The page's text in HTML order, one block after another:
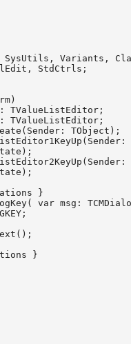
Variants,
StdCtrls;
TValueListEditor;
TValueListEditor;
TObject);
}
var msg:
}